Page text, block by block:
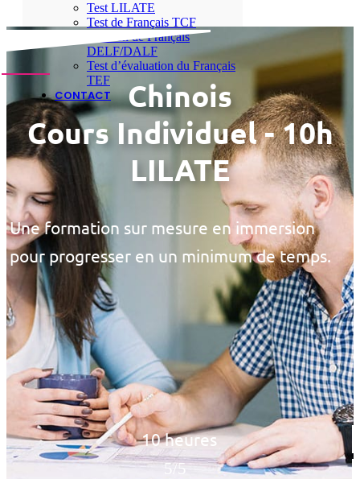
Test LILATE
Test de Français TCF
Examen de Français
DELF/DALF
Test d’évaluation du Français
TEF
CONTACT
Chinois
Cours Individuel - 10h
LILATE
Une formation sur mesure en immersion
pour progresser en un minimum de temps.
10 heures
5/5